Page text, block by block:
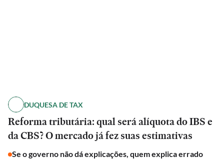
DUQUESA DE TAX
Reforma tributária: qual será alíquota do IBS e
da CBS? O mercado já fez suas estimativas
Se o governo não dá explicações, quem explica errado